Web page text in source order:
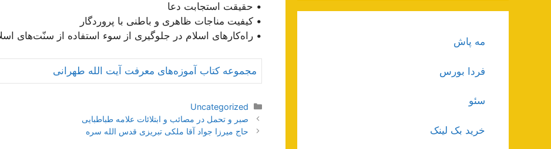
• حقیقت استجابت دعا
• کیفیت مناجات ظاهری و باطنی با پروردگار
• راه‌کارهای اسلام در جلوگیری از سوء استفاده از سنّت‌های
مجموعه کتاب آموزه‌های معرفت آیت الله طهرانی
دسته‌ها
Uncategorized
ناوبری
نوشته‌ها
صبر و تحمل در مصائب و ابتلائات علامه طباطبایی
حاج ميرزا جواد آقا ملكى تبريزى قدس الله سره
مه پاش
فردا بورس
سئو
خرید بک لینک